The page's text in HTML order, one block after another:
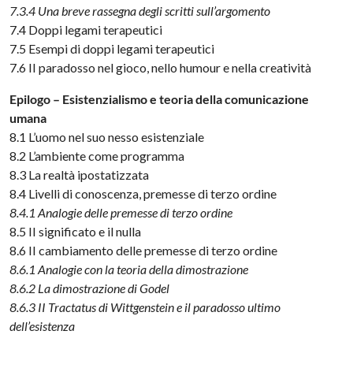
7.3.4 Una breve rassegna degli scritti sull’argomento
7.4 Doppi legami terapeutici
7.5 Esempi di doppi legami terapeutici
7.6 II paradosso nel gioco, nello humour e nella creatività
Epilogo – Esistenzialismo e teoria della comunicazione
umana
8.1 L’uomo nel suo nesso esistenziale
8.2 L’ambiente come programma
8.3 La realtà ipostatizzata
8.4 Livelli di conoscenza, premesse di terzo ordine
8.4.1 Analogie delle premesse di terzo ordine
8.5 II significato e il nulla
8.6 II cambiamento delle premesse di terzo ordine
8.6.1 Analogie con la teoria della dimostrazione
8.6.2 La dimostrazione di Godel
8.6.3 II Tractatus di Wittgenstein e il paradosso ultimo
dell’esistenza